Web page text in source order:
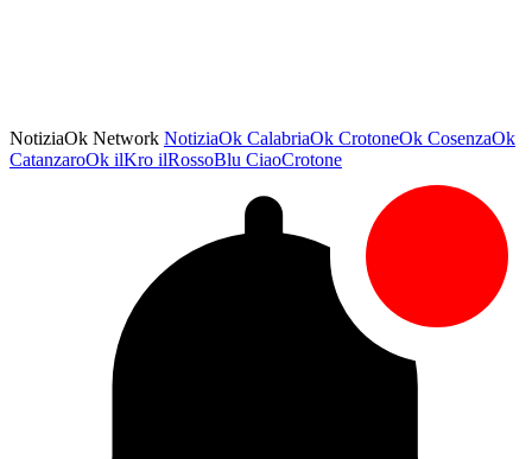
NotiziaOk Network NotiziaOk CalabriaOk CrotoneOk CosenzaOk
CatanzaroOk ilKro ilRossoBlu CiaoCrotone